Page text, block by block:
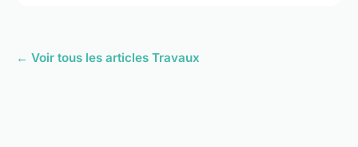
← Voir tous les articles Travaux